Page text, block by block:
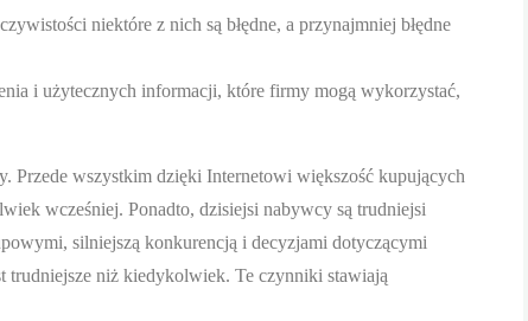
niektóre z nich są błędne, a przynajmniej błędne
i użytecznych informacji, które firmy mogą wykorzystać,
Przede wszystkim dzięki Internetowi większość kupujących
wcześniej. Ponadto, dzisiejsi nabywcy są trudniejsi
silniejszą konkurencją i decyzjami dotyczącymi
trudniejsze niż kiedykolwiek. Te czynniki stawiają